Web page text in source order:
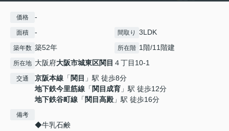
価格 -
面積 - 間取り 3LDK
築年数 築52年 所在階 1階/11階建
所在地 大阪府大阪市城東区関目 ４丁目10-1
交通 京阪本線 「 関目 」駅 徒歩8分
地下鉄今里筋線 「 関目成育 」駅 徒歩12分
地下鉄谷町線 「 関目高殿 」駅 徒歩16分
備考
◆牛乳石鹸